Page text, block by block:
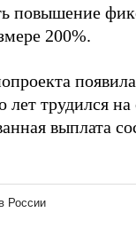
повышение
200%.
трудился
выплата